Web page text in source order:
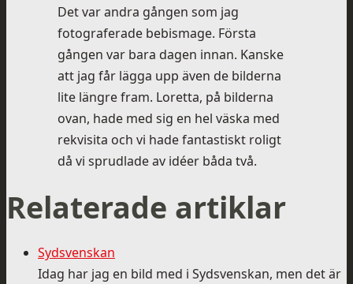
Det var andra gången som jag
fotograferade bebismage. Första
gången var bara dagen innan. Kanske
att jag får lägga upp även de bilderna
lite längre fram. Loretta, på bilderna
ovan, hade med sig en hel väska med
rekvisita och vi hade fantastiskt roligt
då vi sprudlade av idéer båda två.
Relaterade artiklar
Sydsvenskan
Idag har jag en bild med i Sydsvenskan, men det är